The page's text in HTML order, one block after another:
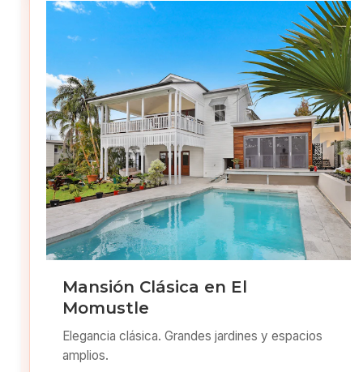
Mansión Clásica en El
Momustle
Elegancia clásica. Grandes jardines y espacios
amplios.